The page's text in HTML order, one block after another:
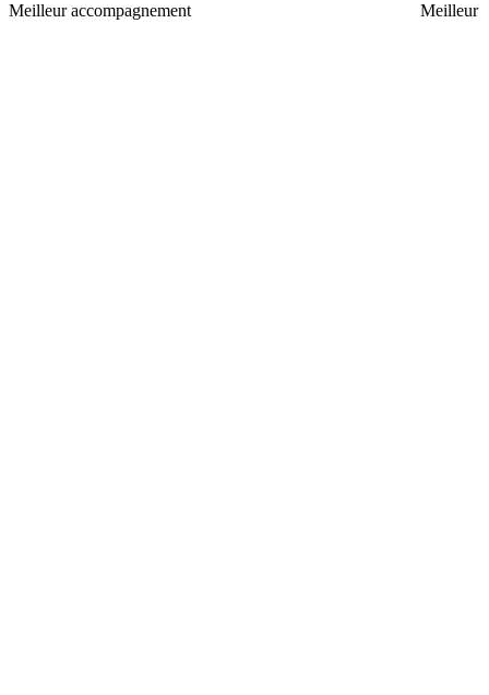
Meilleur accompagnement Meilleur